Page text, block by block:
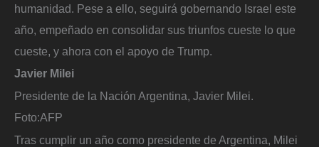
humanidad. Pese a ello, seguirá gobernando Israel este
año, empeñado en consolidar sus triunfos cueste lo que
cueste, y ahora con el apoyo de Trump.
Javier Milei
Presidente de la Nación Argentina, Javier Milei.
Foto:AFP
Tras cumplir un año como presidente de Argentina, Milei